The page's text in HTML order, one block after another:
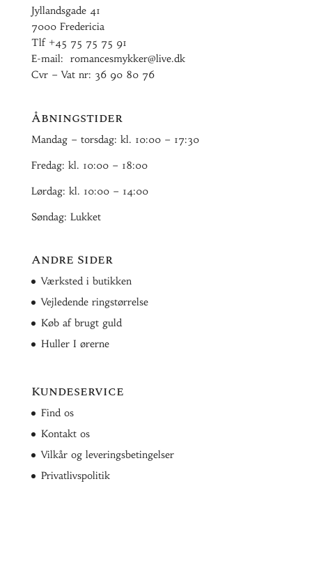
Jyllandsgade 41
7000 Fredericia
Tlf +45 75 75 75 91
E-mail: romancesmykker@live.dk
Cvr – Vat nr: 36 90 80 76
Åbningstider
Mandag – torsdag: kl. 10:00 – 17:30
Fredag: kl. 10:00 – 18:00
Lørdag: kl. 10:00 – 14:00
Søndag: Lukket
Andre Sider
Værksted i butikken
Vejledende ringstørrelse
Køb af brugt guld
Huller I ørerne
Kundeservice
Find os
Kontakt os
Vilkår og leveringsbetingelser
Privatlivspolitik